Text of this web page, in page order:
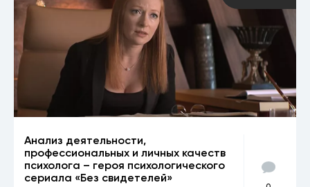
Анализ деятельности,
профессиональных и личных качеств
психолога – героя психологического
сериала «Без свидетелей»